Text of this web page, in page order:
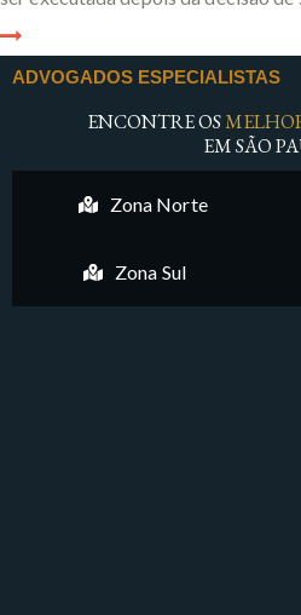
ADVOGADOS ESPECIALISTAS
ENCONTRE OS
EM SÃO
Zona Norte
Zona Sul